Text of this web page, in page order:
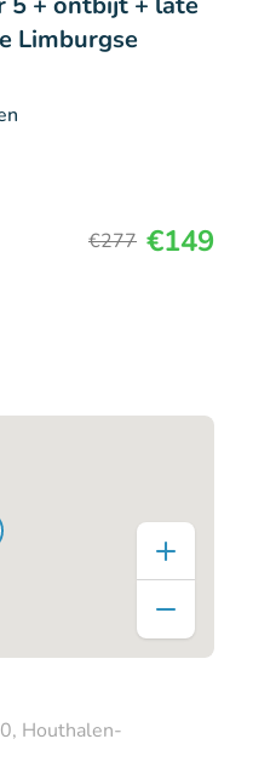
Limburgse
€277 €149
Houthalen-